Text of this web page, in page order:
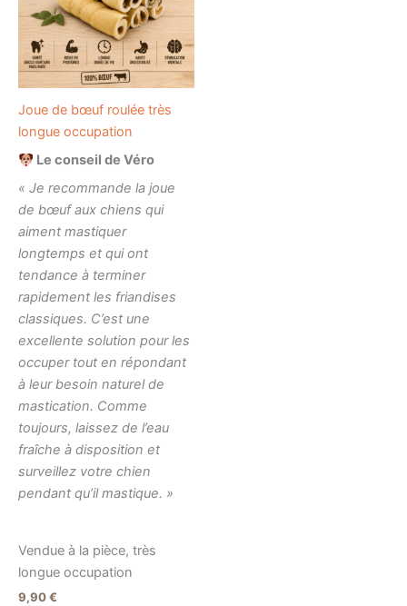
Joue de bœuf roulée très
longue occupation
Le conseil de Véro
« Je recommande la joue
de bœuf aux chiens qui
aiment mastiquer
longtemps et qui ont
tendance à terminer
rapidement les friandises
classiques. C’est une
excellente solution pour les
occuper tout en répondant
à leur besoin naturel de
mastication. Comme
toujours, laissez de l’eau
fraîche à disposition et
surveillez votre chien
pendant qu’il mastique. »
Vendue à la pièce, très
longue occupation
9,90€